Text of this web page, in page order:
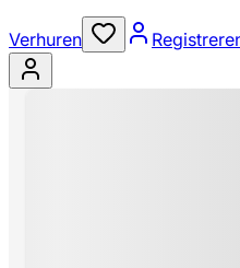
Verhuren